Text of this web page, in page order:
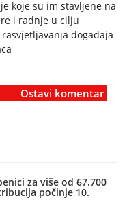
koje su im stavljene na
i radnje u cilju
događaja
Ostavi komentar
za više od 67.700
počinje 10.